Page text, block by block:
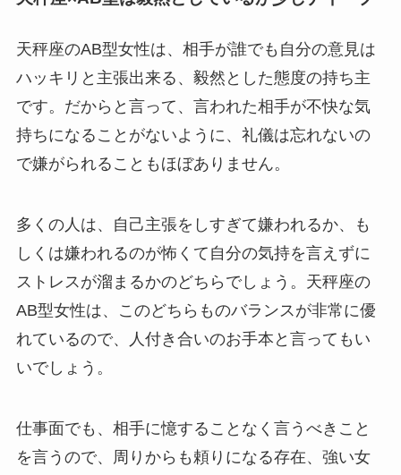
天秤座のAB型女性は、相手が誰でも自分の意見は
ハッキリと主張出来る、毅然とした態度の持ち主
です。だからと言って、言われた相手が不快な気
持ちになることがないように、礼儀は忘れないの
で嫌がられることもほぼありません。
多くの人は、自己主張をしすぎて嫌われるか、も
しくは嫌われるのが怖くて自分の気持を言えずに
ストレスが溜まるかのどちらでしょう。天秤座の
AB型女性は、このどちらものバランスが非常に優
れているので、人付き合いのお手本と言ってもい
いでしょう。
仕事面でも、相手に憶することなく言うべきこと
を言うので、周りからも頼りになる存在、強い女